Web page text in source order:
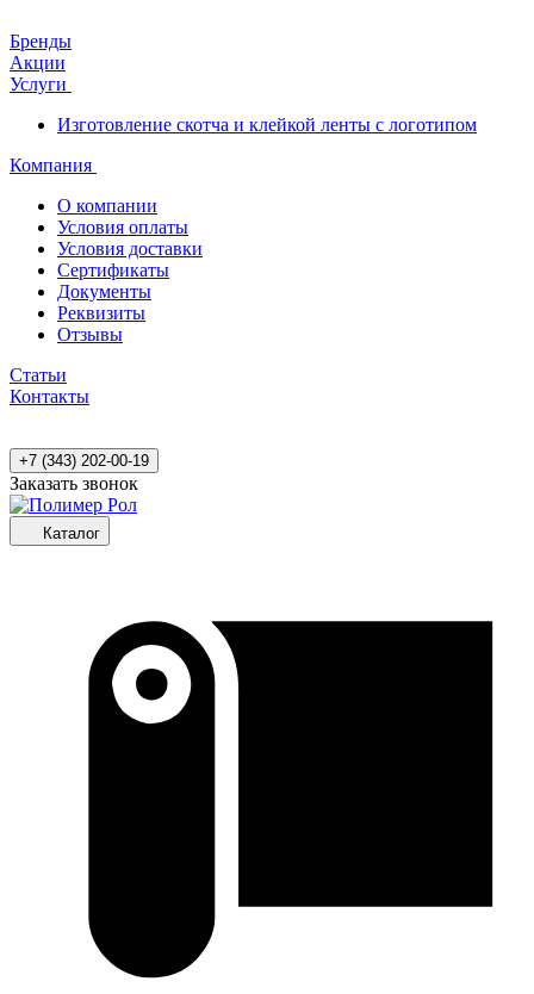
Бренды
Акции
Услуги
Изготовление скотча и клейкой ленты с логотипом
Компания
О компании
Условия оплаты
Условия доставки
Сертификаты
Документы
Реквизиты
Отзывы
Статьи
Контакты
+7 (343) 202-00-19
Заказать звонок
Каталог